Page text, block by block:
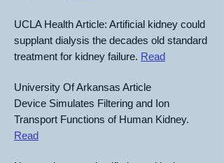
UCLA Health Article: Artificial kidney could
supplant dialysis the decades old standard
treatment for kidney failure. Read
University Of Arkansas Article
Device Simulates Filtering and Ion
Transport Functions of Human Kidney.
Read